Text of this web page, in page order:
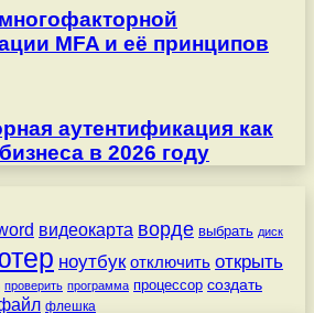
MFA и её принципов
аутентификация как
в 2026 году
видеокарта ворде выбрать диск
ноутбук отключить открыть
проверить программа процессор создать
флешка